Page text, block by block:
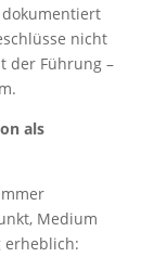
nicht
der Führung –
als
Medium
erheblich: